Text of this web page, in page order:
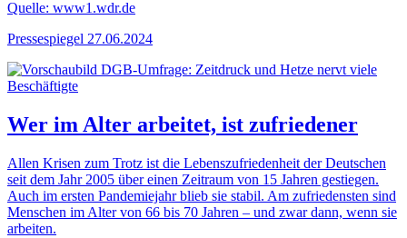
Quelle: www1.wdr.de
Pressespiegel 27.06.2024
Wer im Alter arbeitet, ist zufriedener
Allen Krisen zum Trotz ist die Lebenszufriedenheit der Deutschen
seit dem Jahr 2005 über einen Zeitraum von 15 Jahren gestiegen.
Auch im ersten Pandemiejahr blieb sie stabil. Am zufriedensten sind
Menschen im Alter von 66 bis 70 Jahren – und zwar dann, wenn sie
arbeiten.